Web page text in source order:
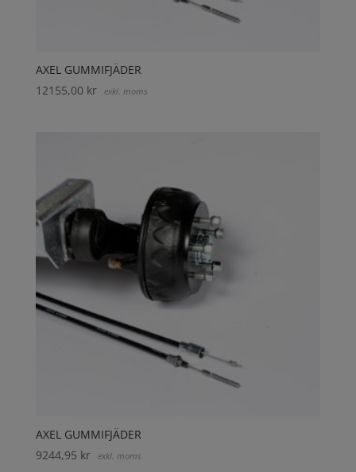
AXEL GUMMIFJÄDER
12155,00 kr exkl. moms
AXEL GUMMIFJÄDER
9244,95 kr exkl. moms